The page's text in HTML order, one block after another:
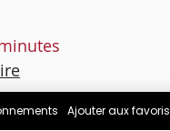
Ajouter aux favoris